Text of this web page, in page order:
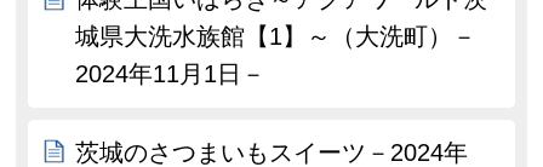
城県大洗水族館【1】～（大洗町）－
2024年11月1日－
茨城のさつまいもスイーツ－2024年